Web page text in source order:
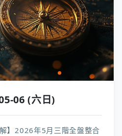
06 (六日)
】2026年5月三階全盤整合